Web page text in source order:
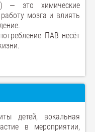
— это химические
мозга и влиять
ПАВ несёт
детей, вокальная
в мероприятии,